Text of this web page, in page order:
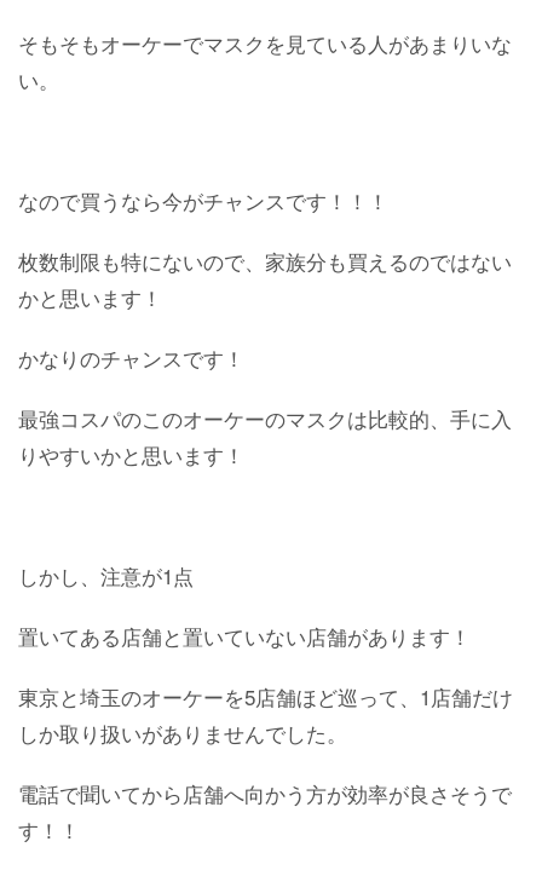
そもそもオーケーでマスクを見ている人があまりいな
い。
なので買うなら今がチャンスです！！！
枚数制限も特にないので、家族分も買えるのではない
かと思います！
かなりのチャンスです！
最強コスパのこのオーケーのマスクは比較的、手に入
りやすいかと思います！
しかし、注意が1点
置いてある店舗と置いていない店舗があります！
東京と埼玉のオーケーを5店舗ほど巡って、1店舗だけ
しか取り扱いがありませんでした。
電話で聞いてから店舗へ向かう方が効率が良さそうで
す！！